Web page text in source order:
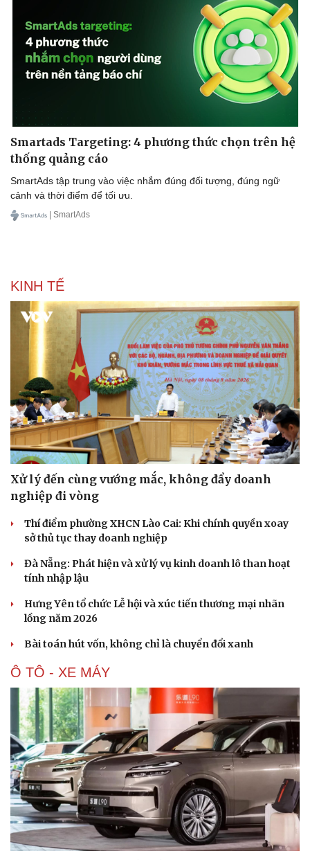
Văn hóa
Sân khấu - Điện ảnh
Âm nhạc
Giải trí
Sao Việt
Smartads Targeting: 4 phương thức chọn trên hệ
thống quảng cáo
SmartAds tập trung vào việc nhắm đúng đối tượng, đúng ngữ
cảnh và thời điểm để tối ưu.
| SmartAds
KINH TẾ
Xử lý đến cùng vướng mắc, không đẩy doanh
nghiệp đi vòng
Thí điểm phường XHCN Lào Cai: Khi chính quyền xoay
sở thủ tục thay doanh nghiệp
Đà Nẵng: Phát hiện và xử lý vụ kinh doanh lô than hoạt
tính nhập lậu
Hưng Yên tổ chức Lễ hội và xúc tiến thương mại nhãn
lồng năm 2026
Bài toán hút vốn, không chỉ là chuyển đổi xanh
Ô TÔ - XE MÁY